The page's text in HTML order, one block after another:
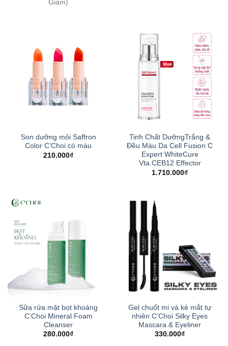
Giảm)
Son dưỡng môi Saffron
Color C’Choi có màu
210.000₫
Tinh Chất DưỡngTrắng &
Đều Màu Da Cell Fusion C
Expert WhiteCure
Vta.CEB12 Effector
1.710.000₫
Sữa rửa mặt bọt khoáng
C’Choi Mineral Foam
Cleanser
280.000₫
Gel chuốt mi và kẻ mắt tự
nhiên C’Choi Silky Eyes
Mascara & Eyeliner
330.000₫